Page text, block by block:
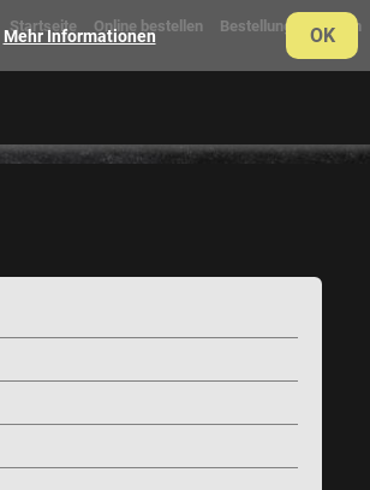
Startseite Online bestellen Bestellung verfolgen
Mehr Informationen OK